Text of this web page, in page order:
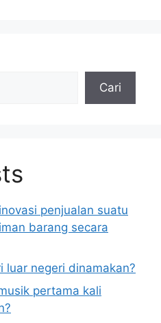
Cari
penjualan suatu
barang secara
luar negeri dinamakan?
pertama kali